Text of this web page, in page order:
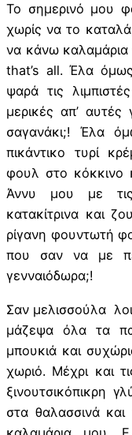
Το σημερινό μου
χωρίς να το
να κάνω
that’s all. Έλα
ψαρά τις
μερικές απ’
σαγανάκι;! Έλα
πικάντικο τυρί
φουλ στο κόκκινο
Άννυ μου με τις
κατακίτρινα και
ρίγανη φουντωτή
που σαν να με
γενναιόδωρα;!
Σαν μελισσούλα
μάζεψα όλα τα
μπουκιά και
χωριό. Μέχρι και
ξινουτσικόπικρη
στα θαλασσινά